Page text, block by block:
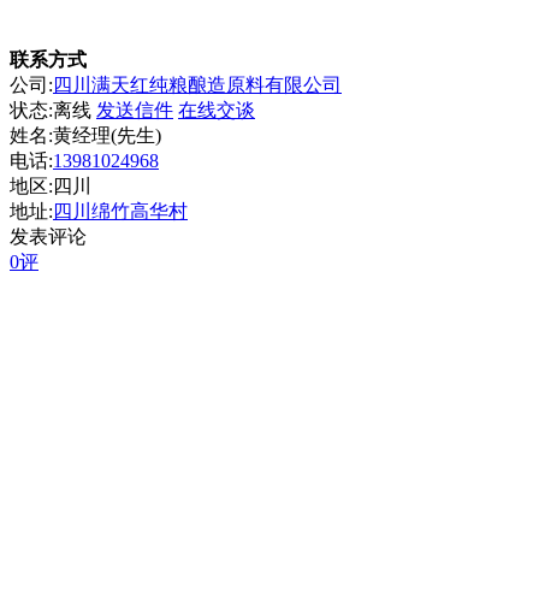
联系方式
公司: 四川满天红纯粮酿造原料有限公司
状态:离线 发送信件 在线交谈
姓名:黄经理(先生)
电话:13981024968
地区:四川
地址: 四川绵竹高华村
发表评论
0评